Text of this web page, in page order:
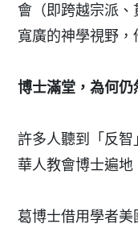
會（即跨越宗派
寬廣的神學視野，
博士滿堂，為何仍
許多人聽到「反
華人教會博士遍地
葛博士借用學者